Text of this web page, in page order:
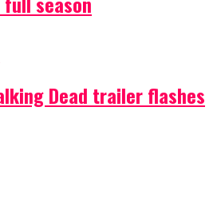
Dead trailer flashes